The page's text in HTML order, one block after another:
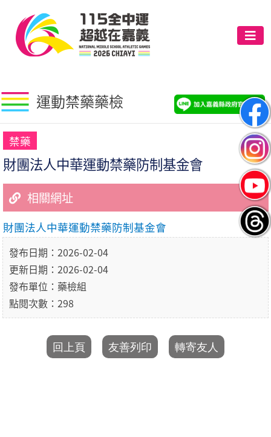
運動禁藥藥檢
禁藥
財團法人中華運動禁藥防制基金會
相關網址
財團法人中華運動禁藥防制基金會
發布日期：2026-02-04
更新日期：2026-02-04
發布單位：藥檢組
點閱次數：298